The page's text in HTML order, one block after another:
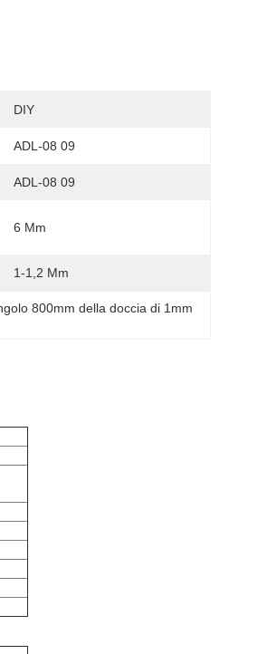
DIY
ADL-08 09
ADL-08 09
6 Mm
1-1,2 Mm
800mm della doccia di 1mm